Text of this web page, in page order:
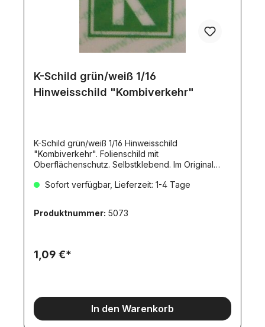
K-Schild grün/weiß 1/16
Hinweisschild "Kombiverkehr"
K-Schild grün/weiß 1/16 Hinweisschild
"Kombiverkehr". Folienschild mit
Oberflächenschutz. Selbstklebend. Im Original
Sofort verfügbar, Lieferzeit: 1-4 Tage
Produktnummer: 5073
1,09 €*
In den Warenkorb